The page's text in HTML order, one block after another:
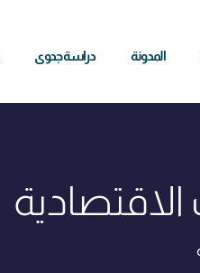
المدونة دراسة جدوى